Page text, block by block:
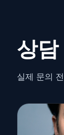
상담
실제 문의